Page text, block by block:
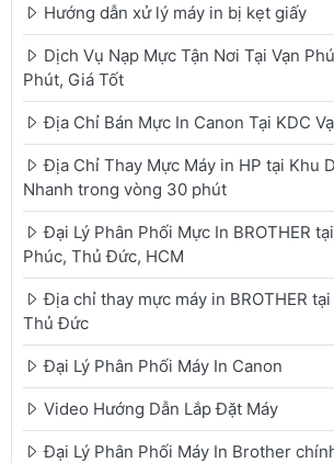
Hướng dẫn xử lý máy in bị kẹt giấy
Dịch Vụ Nạp Mực Tận Nơi Tại Vạn
Phút, Giá Tốt
Địa Chỉ Bán Mực In Canon Tại KDC
Địa Chỉ Thay Mực Máy in HP tại Khu
Nhanh trong vòng 30 phút
Đại Lý Phân Phối Mực In BROTHER
Phúc, Thủ Đức, HCM
Địa chỉ thay mực máy in BROTHER
Thủ Đức
Đại Lý Phân Phối Máy In Canon
Video Hướng Dẫn Lắp Đặt Máy
Đại Lý Phân Phối Máy In Brother